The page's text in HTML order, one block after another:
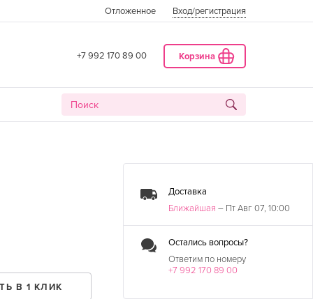
Отложенное Вход/регистрация
+7 992 170 89 00 Корзина
ДАТА
В 1 КЛИК
Доставка
Ближайшая – Пт Авг 07, 10:00
Остались вопросы?
Ответим по номеру
+7 992 170 89 00